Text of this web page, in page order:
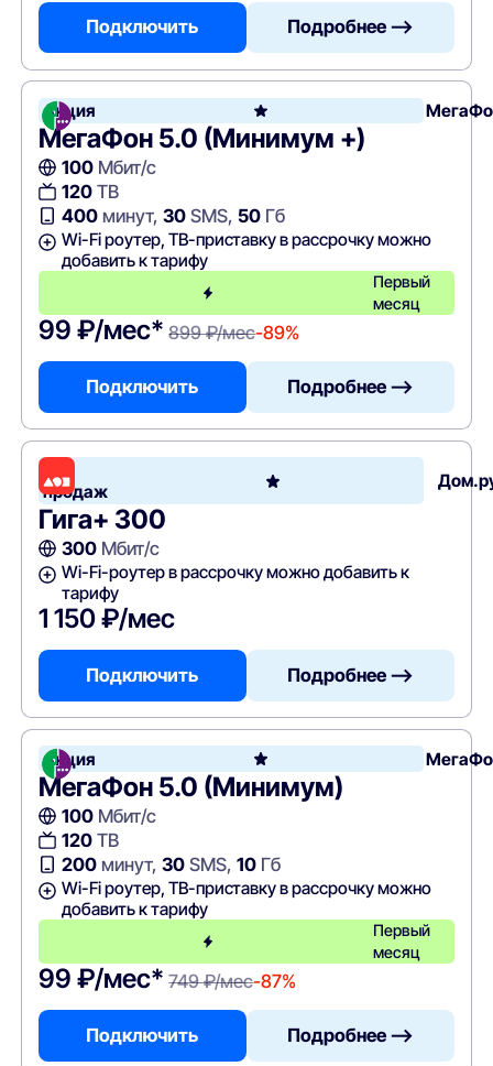
Подключить Подробнее —>
Акция
МегаФон 5.0 (Минимум +)
100Мбит/с
120ТВ
400минут, 30SMS, 50Гб
Wi-Fi роутер, ТВ-приставку в рассрочку можно
добавить к тарифу
Первый
месяц
99 ₽/мес* 899 ₽/мес-89%
Подключить Подробнее —>
Хит
продаж
Гига+ 300
300Мбит/с
Wi-Fi-роутер в рассрочку можно добавить к
тарифу
1 150 ₽/мес
Подключить Подробнее —>
Акция
МегаФон 5.0 (Минимум)
100Мбит/с
120ТВ
200минут, 30SMS, 10Гб
Wi-Fi роутер, ТВ-приставку в рассрочку можно
добавить к тарифу
Первый
месяц
99 ₽/мес* 749 ₽/мес-87%
Подключить Подробнее —>